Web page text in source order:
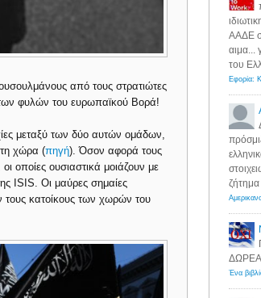
από τους στρατιώτες
φυλών του ευρωπαϊκού Βορά!
μεταξύ των δύο αυτών ομάδων,
τη χώρα (πηγή). Όσον αφορά τους
οποίες ουσιαστικά μοιάζουν με
ISIS. Οι μαύρες σημαίες
τους κατοίκους των χωρών του
ΑΑΔΕ
αιμα...
του
ζήτημα